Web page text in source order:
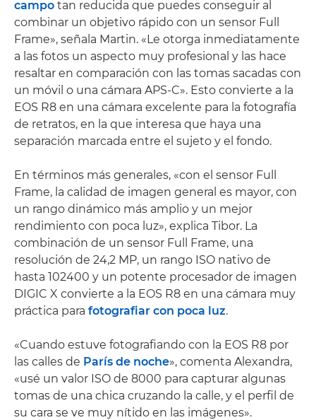
campo tan reducida que puedes conseguir al
combinar un objetivo rápido con un sensor Full
Frame», señala Martin. «Le otorga inmediatamente
a las fotos un aspecto muy profesional y las hace
resaltar en comparación con las tomas sacadas con
un móvil o una cámara APS-C». Esto convierte a la
EOS R8 en una cámara excelente para la fotografía
de retratos, en la que interesa que haya una
separación marcada entre el sujeto y el fondo.
En términos más generales, «con el sensor Full
Frame, la calidad de imagen general es mayor, con
un rango dinámico más amplio y un mejor
rendimiento con poca luz», explica Tibor. La
combinación de un sensor Full Frame, una
resolución de 24,2 MP, un rango ISO nativo de
hasta 102400 y un potente procesador de imagen
DIGIC X convierte a la EOS R8 en una cámara muy
práctica para fotografiar con poca luz.
«Cuando estuve fotografiando con la EOS R8 por
las calles de París de noche», comenta Alexandra,
«usé un valor ISO de 8000 para capturar algunas
tomas de una chica cruzando la calle, y el perfil de
su cara se ve muy nítido en las imágenes».